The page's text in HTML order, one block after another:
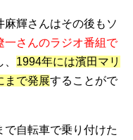
輝さんはその後もソ
一さんのラジオ番組で
、 1994年には濱田マリ
まで発展することがで
自転車で乗り付けた